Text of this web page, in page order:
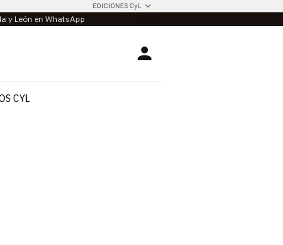
EDICIONES CyL
y León en WhatsApp
Login
CYL